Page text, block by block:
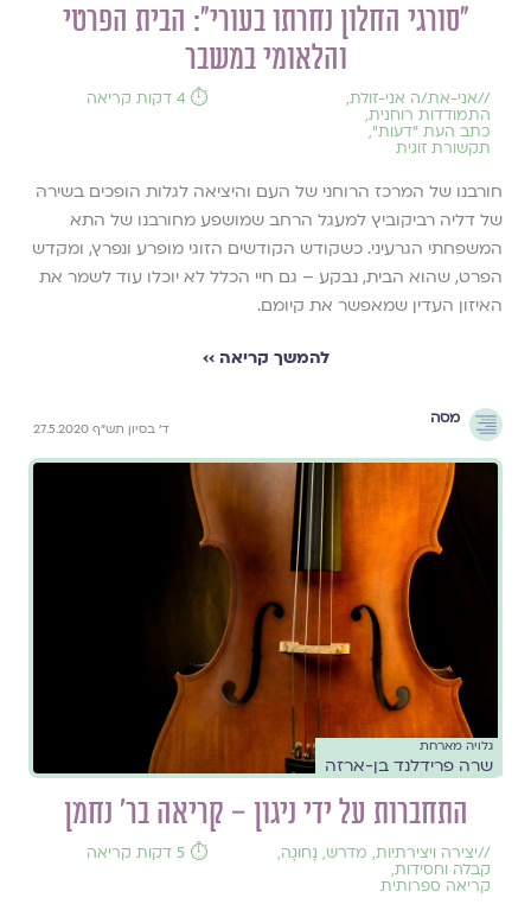
"סורגי החלון נחרתו בעורי": הבית הפרטי
והלאומי במשבר
//אני-את/ה אני-זולת,
התמודדות רוחנית,
כתב העת ״דעות״,
תקשורת זוגית
⏱️ 4 דקות קריאה
חורבנו של המרכז הרוחני של העם והיציאה לגלות הופכים בשירהּ
של דליה רביקוביץ למעגל הרחב שמושפע מחורבנו של התא
המשפחתי הגרעיני. כשקודש הקודשים הזוגי מופרע ונפרץ, ומקדש
הפרט, שהוא הבית, נבקע – גם חיי הכלל לא יוכלו עוד לשמר את
האיזון העדין שמאפשר את קיומם.
להמשך קריאה ››
מסה
ד' בסיון תש"ף 27.5.2020
גלויה מארחת
שרה פרידלנד בן-ארזה
התחברות על ידי ניגון – קריאה בר' נחמן
//יצירה ויצירתיות, מדרש, נָחוּגָה,
קבלה וחסידות,
קריאה ספרותית
⏱️ 5 דקות קריאה